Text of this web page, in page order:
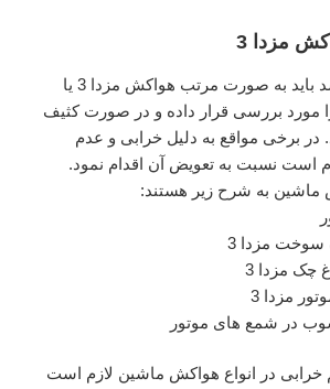
مزدا 3
همانطور که گفته شد باید به صورت مرتب هواکش مزدا 3 یا
مورد بررسی قرار داده و در صورت کثیف
در برخی مواقع به دلیل خرابی و عدم
است نسبت به تعویض آن اقدام نمود.
ماشین به شرح زیر هستند:
مزدا 3
مزدا 3
مزدا 3
در شمع های موتور
خرابی در انواع هواکش ماشین لازم است